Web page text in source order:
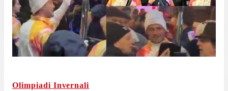
Olimpiadi Invernali